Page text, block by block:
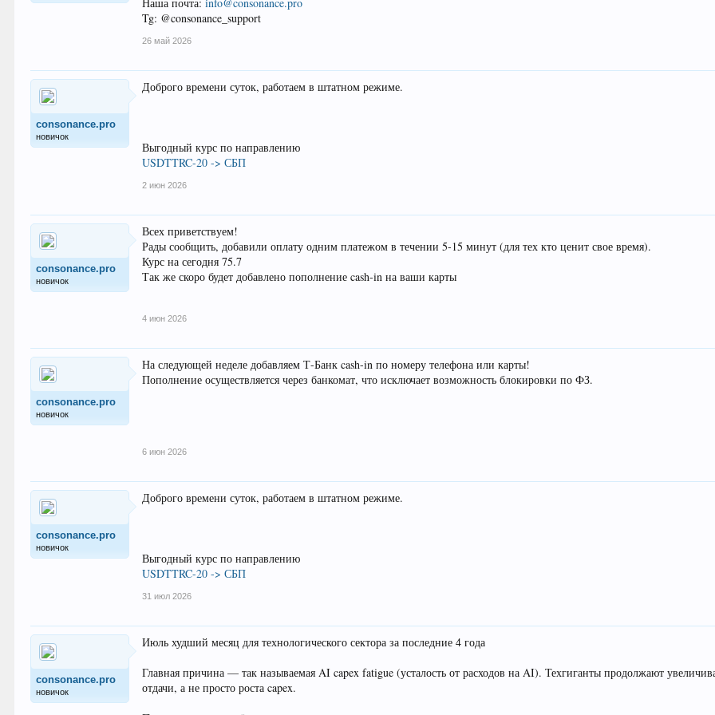
Tg: @consonance_support
26 май 2026
consonance.pro
новичок
Доброго времени суток, работаем в штатном режиме.
Выгодный курс по направлению
USDTTRC-20 -> СБП
2 июн 2026
consonance.pro
новичок
Всех приветствуем!
Рады сообщить, добавили оплату одним платежом в течении 5-15 минут (для тех кто ценит свое время).
Курс на сегодня 75.7
Так же скоро будет добавлено пополнение cash-in на ваши карты
4 июн 2026
consonance.pro
новичок
На следующей неделе добавляем Т-Банк cash-in по номеру телефона или карты!
Пополнение осуществляется через банкомат, что исключает возможность блокировки по ФЗ.
6 июн 2026
consonance.pro
новичок
Доброго времени суток, работаем в штатном режиме.
Выгодный курс по направлению
USDTTRC-20 -> СБП
31 июл 2026
consonance.pro
новичок
Июль худший месяц для технологического сектора за последние 4 года
Главная причина — так называемая AI capex fatigue (усталость от расходов на AI). Техгиганты продолжают
отдачи, а не просто роста capex.